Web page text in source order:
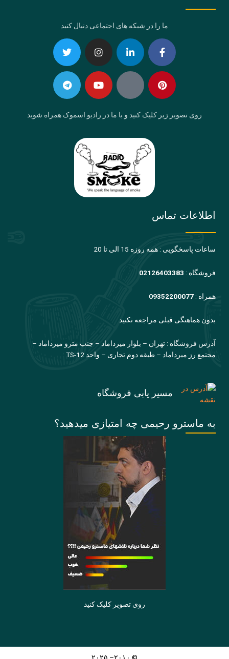
ما را در شبکه های اجتماعی دنبال کنید
Facebook-
f
Linkedin-
in
Instagram
Twitter Pinterest
Eaparat
Youtube
Telegram
روی تصویر زیر کلیک کنید و با ما در رادیو اسموک همراه شوید
اطلاعات تماس
ساعات پاسخگویی : همه روزه 15 الی تا 20
فروشگاه : 02126403383
همراه : 09352200077
بدون هماهنگی قبلی مراجعه نکنید
آدرس فروشگاه : تهران – بلوار میرداماد – جنب مترو میرداماد –
مجتمع رز میرداماد – طبقه دوم تجاری – واحد TS-12
مسیر یابی فروشگاه
به ماسترو رحیمی چه امتیازی میدهید؟
روی تصویر کلیک کنید